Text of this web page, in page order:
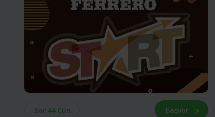
Son 44 Gün Başvur